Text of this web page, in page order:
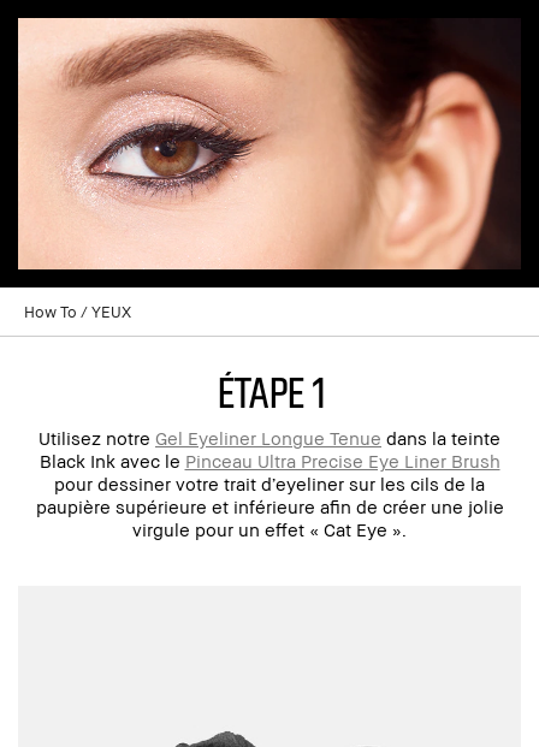
How To YEUX
ÉTAPE 1
Utilisez notre Gel Eyeliner Longue Tenue dans la teinte
Black Ink avec le Pinceau Ultra Precise Eye Liner Brush
pour dessiner votre trait d’eyeliner sur les cils de la
paupière supérieure et inférieure afin de créer une jolie
virgule pour un effet « Cat Eye ».